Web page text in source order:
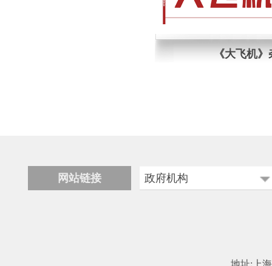
《大飞机》
网站链接
政府机构
地址:上